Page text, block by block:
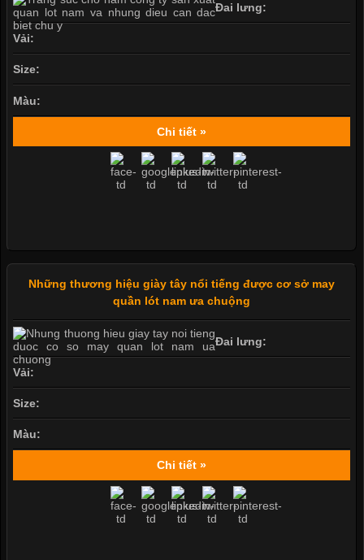
Đai lưng:
Vải:
Size:
Màu:
Chi tiết »
Những thương hiệu giày tây nổi tiếng được cơ sở may
quần lót nam ưa chuộng
Đai lưng:
Vải:
Size:
Màu:
Chi tiết »